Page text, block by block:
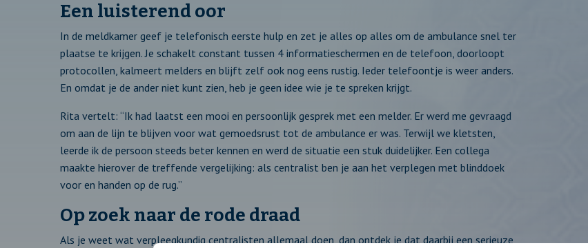
Een luisterend oor
In de meldkamer geef je telefonisch eerste hulp en zet je alles op alles om de ambulance snel ter
plaatse te krijgen. Je schakelt constant tussen 4 informatieschermen en de telefoon, doorloopt
protocollen, kalmeert melders en blijft zelf ook nog eens rustig. Ieder telefoontje is weer anders.
En omdat je de ander niet kunt zien, heb je geen idee wie je te spreken krijgt.
Rita vertelt: “Ik had laatst een mooi en persoonlijk gesprek met een melder. Er werd me gevraagd
om aan de lijn te blijven voor wat gemoedsrust tot de ambulance er was. Terwijl we kletsten,
leerde ik de persoon steeds beter kennen en werd de situatie een stuk duidelijker. Een collega
maakte hierover de treffende vergelijking: als centralist ben je aan het verplegen met blinddoek
voor en handen op de rug.”
Op zoek naar de rode draad
Als je weet wat verpleegkundig centralisten allemaal doen, dan ontdek je dat daarbij een serieuze